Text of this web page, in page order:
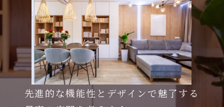
先進的な機能性とデザインで魅了する